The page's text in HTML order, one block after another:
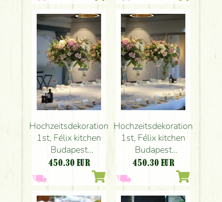
Lisianthus, Rosa,
Weiß)
Lisianthus, Rosa,
Weiß)
Hochzeitsdekoration
1st, Félix kitchen
Budapest
(Hortensie, Rose,
Pfingstrose,
Lisianthus, Rosa,
Weiß)
450.30 EUR
Hochzeitsdekoration
1st, Félix kitchen
Budapest
(Hortensie, Rose,
Pfingstrose,
Lisianthus, Rosa,
Weiß)
450.30 EUR